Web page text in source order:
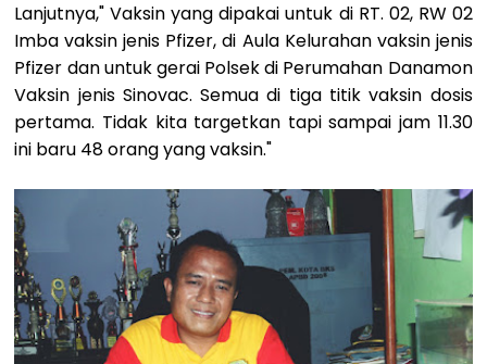
Lanjutnya," Vaksin yang dipakai untuk di RT. 02, RW 02
Imba vaksin jenis Pfizer, di Aula Kelurahan vaksin jenis
Pfizer dan untuk gerai Polsek di Perumahan Danamon
Vaksin jenis Sinovac. Semua di tiga titik vaksin dosis
pertama. Tidak kita targetkan tapi sampai jam 11.30
ini baru 48 orang yang vaksin."